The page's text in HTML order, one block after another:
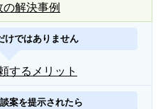
解決事例
けではありません
するメリット
案を提示されたら